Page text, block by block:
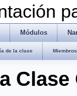
Módulos
de la clase
Clase